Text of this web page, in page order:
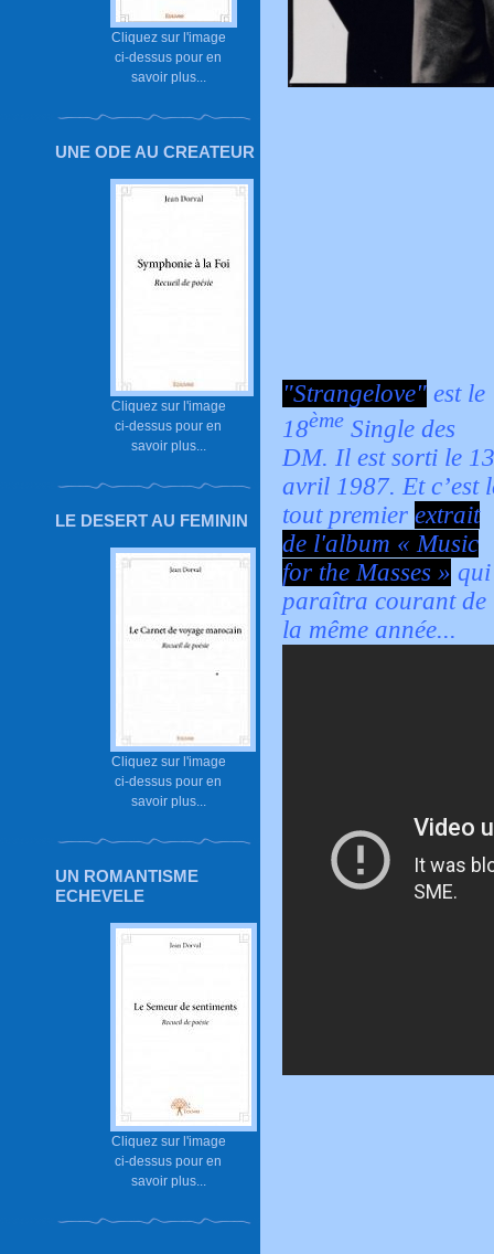
Cliquez sur l'image
ci-dessus pour en
savoir plus...
UNE ODE AU CREATEUR
Cliquez sur l'image
ci-dessus pour en
savoir plus...
LE DESERT AU FEMININ
Cliquez sur l'image
ci-dessus pour en
savoir plus...
UN ROMANTISME
ECHEVELE
Cliquez sur l'image
ci-dessus pour en
savoir plus...
"Strangelove" est le
18ème Single des
DM. Il est sorti le 13
avril 1987. Et c’est
tout premier extrait
de l'album « Music
for the Masses » qui
paraîtra courant de
la même année...